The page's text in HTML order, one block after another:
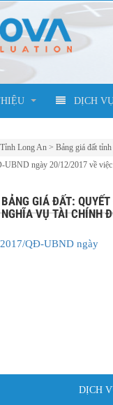
DỊCH
Tỉnh Long An > Bảng giá đất
ngày 20/12/2017 về
BẢNG GIÁ ĐẤT:
NGHĨA VỤ TÀI CHÍNH
QĐ-UBND ngày
DỊCH